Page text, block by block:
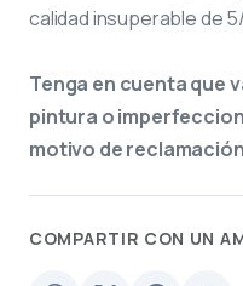
calidad insuperable de
Tenga en cuenta que
pintura o
motivo de
COMPARTIR CON UN